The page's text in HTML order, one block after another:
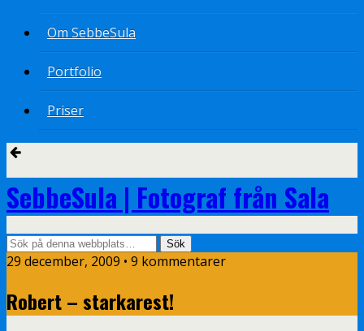
Om SebbeSula
Portfolio
Priser
SebbeSula | Fotograf från Sala
29 december, 2009 • 9 kommentarer
Robert – starkarest!